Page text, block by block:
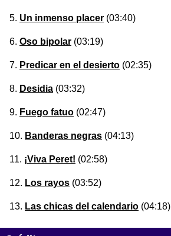
Un inmenso placer (03:40)
Oso bipolar (03:19)
Predicar en el desierto (02:35)
Desidia (03:32)
Fuego fatuo (02:47)
Banderas negras (04:13)
¡Viva Peret! (02:58)
Los rayos (03:52)
Las chicas del calendario (04:18)